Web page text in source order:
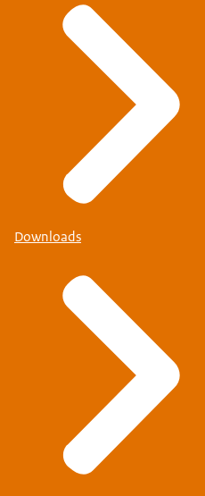
Downloads